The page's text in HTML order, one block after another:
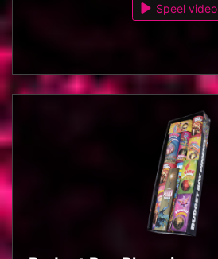
Speel video